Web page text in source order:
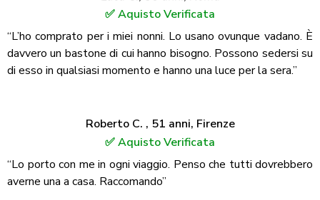
✅ Aquisto Verificata
“L’ho comprato per i miei nonni. Lo usano ovunque vadano. È
davvero un bastone di cui hanno bisogno. Possono sedersi su
di esso in qualsiasi momento e hanno una luce per la sera.”
Roberto C. , 51 anni, Firenze
✅ Aquisto Verificata
“Lo porto con me in ogni viaggio. Penso che tutti dovrebbero
averne una a casa. Raccomando”